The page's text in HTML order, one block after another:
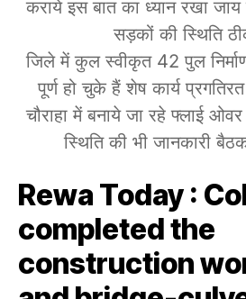
कराये इस बात का ध्यान रखा जाय
सड़कों की स्थिति
जिले में कुल स्वीकृत 42 पुल
पूर्ण हो चुके हैं शेष कार्य
चौराहा में बनाये जा रहे फ्लाई
स्थिति की भी जानकारी
Rewa Today :
completed the
construction